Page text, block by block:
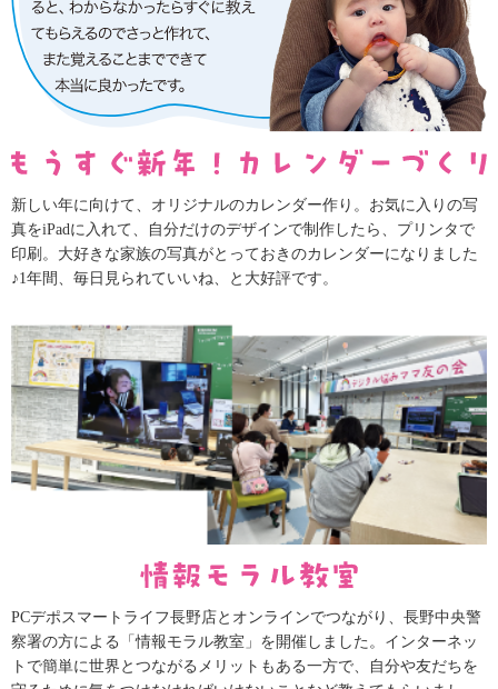
新しい年に向けて、オリジナルのカレンダー作り。お気に入りの写
真をiPadに入れて、自分だけのデザインで制作したら、プリンタで
印刷。大好きな家族の写真がとっておきのカレンダーになりました
♪1年間、毎日見られていいね、と大好評です。
PCデポスマートライフ長野店とオンラインでつながり、長野中央警
察署の方による「情報モラル教室」を開催しました。インターネッ
トで簡単に世界とつながるメリットもある一方で、自分や友だちを